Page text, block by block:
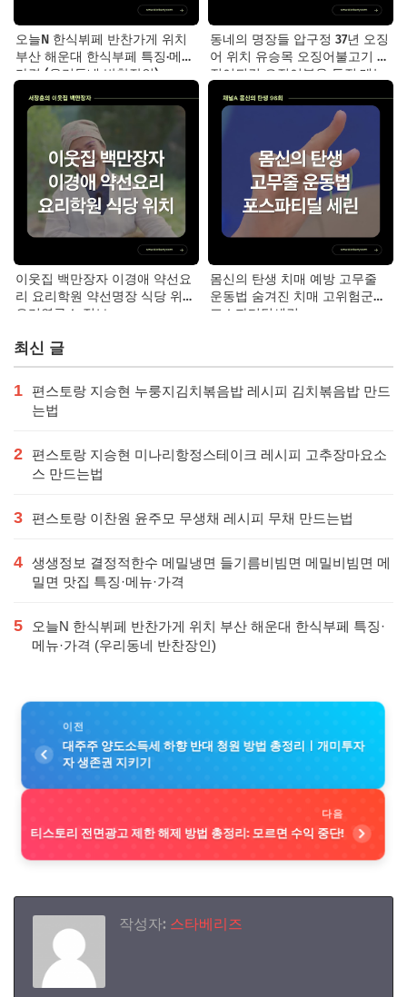
오늘N 한식뷔페 반찬가게 위치
부산 해운대 한식부페 특징·메뉴·
가격 (우리동네 반찬장인)
동네의 명장들 압구정 37년 오징
어 위치 유승목 오징어불고기 오
징어튀김 오징어볶음 특징·메뉴·
이웃집 백만장자 이경애 약선요
리 요리학원 약선명장 식당 위치
요리연구소 정보
몸신의 탄생 치매 예방 고무줄
운동법 숨겨진 치매 고위험군｜
포스파티딜세린
최신 글
1
편스토랑 지승현 누룽지김치볶음밥 레시피 김치볶음밥 만드
는법
2
편스토랑 지승현 미나리항정스테이크 레시피 고추장마요소
스 만드는법
3 편스토랑 이찬원 윤주모 무생채 레시피 무채 만드는법
4 생생정보 결정적한수 메밀냉면 들기름비빔면 메밀비빔면 메
밀면 맛집 특징·메뉴·가격
5
오늘N 한식뷔페 반찬가게 위치 부산 해운대 한식부페 특징·
메뉴·가격 (우리동네 반찬장인)
이전
대주주 양도소득세 하향 반대 청원 방법 총정리ㅣ개미투자
자 생존권 지키기
다음
티스토리 전면광고 제한 해제 방법 총정리: 모르면 수익 중단!
작성자: 스타베리즈